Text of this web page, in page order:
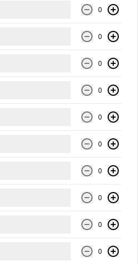
0
0
0
0
0
0
0
0
0
0